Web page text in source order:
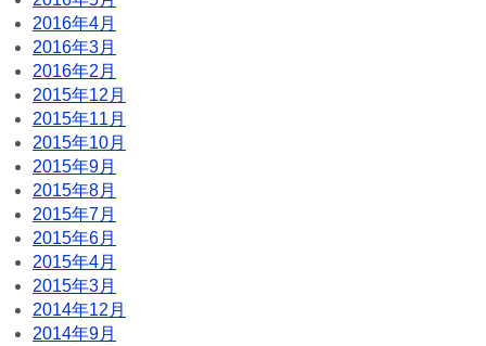
2016年4月
2016年3月
2016年2月
2015年12月
2015年11月
2015年10月
2015年9月
2015年8月
2015年7月
2015年6月
2015年4月
2015年3月
2014年12月
2014年9月